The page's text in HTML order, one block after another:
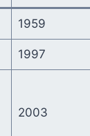
1959
1997
2003